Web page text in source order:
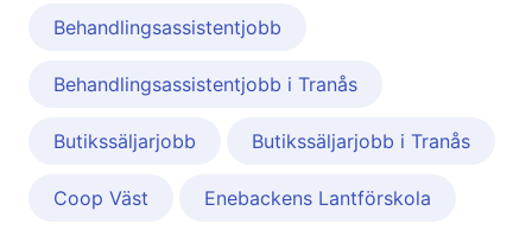
Behandlingsassistentjobb
Behandlingsassistentjobb i Tranås
Butikssäljarjobb Butikssäljarjobb i Tranås
Coop Väst Enebackens Lantförskola